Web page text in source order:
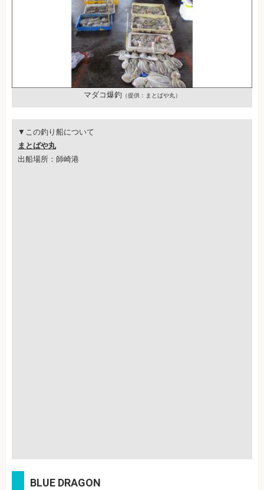
マダコ爆釣 （提供：まとばや丸）
▼この釣り船について
まとばや丸
出船場所：師崎港
BLUE DRAGON